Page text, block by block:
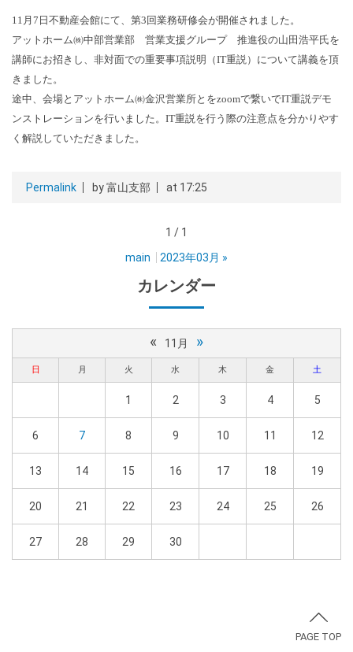
11月7日不動産会館にて、第3回業務研修会が開催されました。
アットホーム㈱中部営業部 営業支援グループ 推進役の山田浩平氏を
講師にお招きし、非対面での重要事項説明（IT重説）について講義を頂
きました。
途中、会場とアットホーム㈱金沢営業所とをzoomで繋いでIT重説デモ
ンストレーションを行いました。IT重説を行う際の注意点を分かりやす
く解説していただきました。
Permalink by 富山支部 at 17:25
1 / 1
main
2023年03月 »
カレンダー
« 11月 »
日 月 火 水 木 金 土
1 2 3 4 5
6 7 8 9 10 11 12
13 14 15 16 17 18 19
20 21 22 23 24 25 26
27 28 29 30
PAGE TOP